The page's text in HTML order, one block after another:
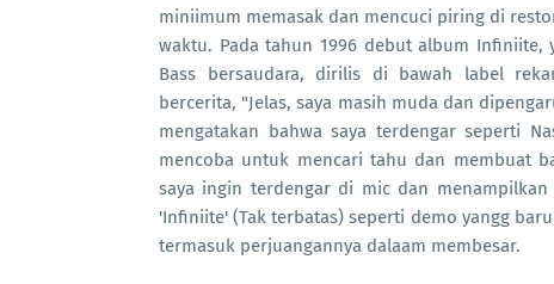
miniimum memasak dan mencuci piring di
waktu. Pada tahun 1996 debut album
Bass bersaudara, dirilis di bawah label
bercerita, "Jelas, saya masih muda dan
mengatakan bahwa saya terdengar seperti
mencoba untuk mencari tahu dan membuat
saya ingin terdengar di mic dan
'Infiniite' (Tak terbatas) seperti demo yangg
termasuk perjuangannya dalaam membesar.